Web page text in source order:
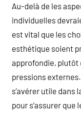
Au-delà de les
individuelles
est vital que les
esthétique soient
approfondie, plutôt
pressions
s’avérer utile
pour s’assurer